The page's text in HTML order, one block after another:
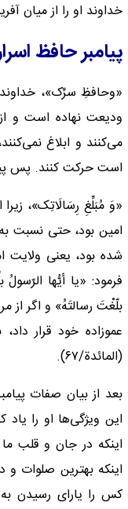
خداوند او را از میان
پیامبر حافظ
«وحافظِ سرِّک»، خداوند
ودیعت نهاده است و
می‌کنند و ابلاغ
است حرکت کنند. پس
«وَ مُبَلِّغِ رِسَالَاتِک»،
امین بود، حتی نسبت
شده بود، یعنی ولایت
فرمود: «یا أیُّها
بلّغْتَ رسالتَهُ» و اگر از
عموزاده خود قرار
(المائدة/۶۷).
بعد از بیان صفات
این ویژگی‌ها او را
اینکه در جان و قلب
اینکه بهترین صلوات و
کس را یارای رسیدن